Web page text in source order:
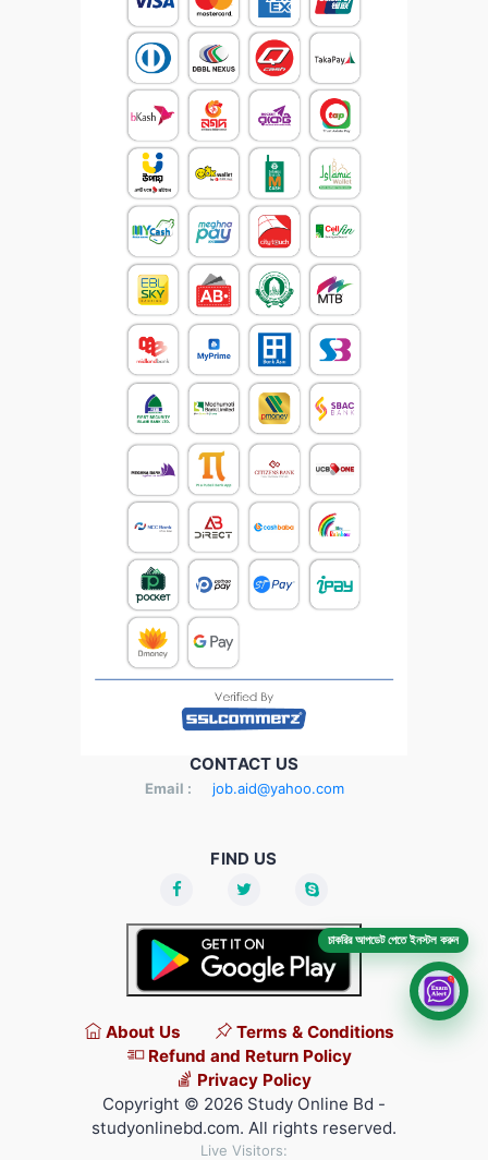
CONTACT US
Email : job.aid@yahoo.com
FIND US
About Us
Terms & Conditions
Refund and Return Policy
Privacy Policy
Copyright © 2026 Study Online Bd -
studyonlinebd.com. All rights reserved.
Live Visitors:
চাকরির আপডেট পেতে ইনস্টল করুন